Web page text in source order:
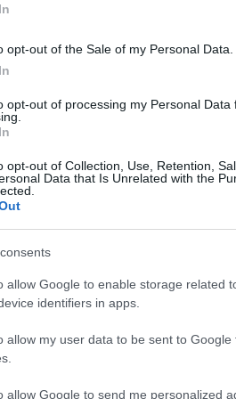
opt-out of the Sale of my Personal Data.
opt-out of processing my Personal Data
opt-out of Collection, Use, Retention,
Data that Is Unrelated with the
allow Google to enable storage related
identifiers in apps.
allow my user data to be sent to
allow Google to send me personalized
de tartós kompozíciók
ritmushoz, és estére is